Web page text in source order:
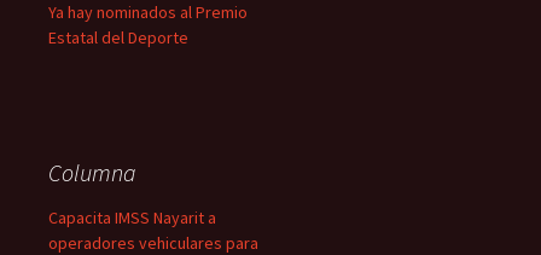
Ya hay nominados al Premio
Estatal del Deporte
Columna
Capacita IMSS Nayarit a
operadores vehiculares para